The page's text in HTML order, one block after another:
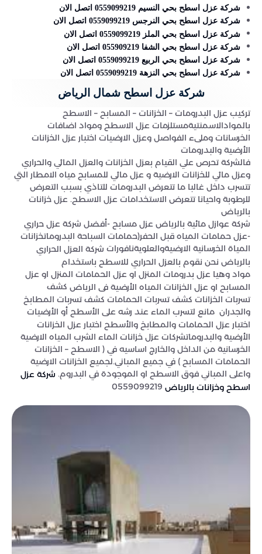
شركة عزل اسطح بحي النسيم 0559099219 اتصل الان
شركة عزل اسطح بحي النرجس 0559099219 اتصل الان
شركة عزل اسطح بحي الملز 0559099219 اتصل الان
شركة عزل اسطح بحي الشفا 055909219 اتصل الان
شركة عزل اسطح بحي الربيع 0559099219 اتصل الان
شركة عزل اسطح بحي النزهة 0559099219 اتصل الان
شركة عزل اسطح شمال الرياض
تركيب عزل البدرومات – الخزانات – المسابح – الاسطح
بالموادالاسمنتيةمستلزمات عزل الاسطح ومواد اضافات
الخرسانات وملىء الفواصل وعزل الارضيات اختبار عزل الخزانات
الأرضية والبدرومات
فالشركة تحرص علي القيام بعزل الخزانات والعزل المائي والحراري
وعزل مائي للخزانات الارضية و عزل مائي للمسابح مياه الامطار التي
تتسرب داخل غالبا ما تتعرض البدرومات للتاذي بسبب التعرض
للرطوبة واحيانا تتعرض الاستخدامات عزل الاسطح. عزل خزانات
بالرياض
شركة عوازل مائية بالرياض عزل مسابح -أفضل شركة عزل حراري
-عزل حمامات المياه قبل الحفر(حمامات السباحة البدروماتخزانات
المياة الخرسانية الارضيةوالعلويةنافورات شركة العزل الحراري
بالرياض نحن نقوم بالعزل الحراري للاسطح باستخدام
مواد وهيا عزل بدرومات المنزل او عزل الحمامات المنزل او عزل
المسابح او عزل الخزانات المياه الأرضية فى الرياض كشف
تسربات الخزانات كشف تسربات الحمامات كشف تسربات المطابخ
والجدران مانع لتسرب الماء عند رشه على الأسطح أو الأرضيات
اختبار عزل الحمامات والمطابخ والأسطح اختبار عزل الخزانات
الأرضية والبدروماتشركات عزل خزانات الماء الشرب المياه الارضية
الخرسانية من الداخل والخارج اساسيه في ( الاسطح – الخزانات
الحمامات المسابح ) في جميع المباني.لجميع الخزانات الارضية
واعلى المباني فوق الاسطح او الموجودة في البدروم. شركة عزل
اسطح وخزانات بالرياض